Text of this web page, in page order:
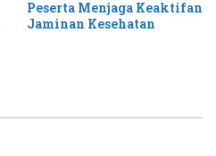
Peserta Menjaga Keaktifan
Jaminan Kesehatan